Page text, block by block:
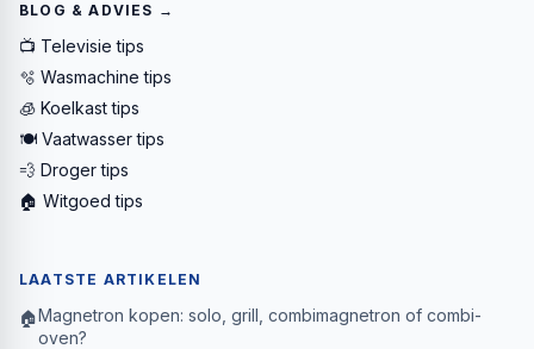
BLOG & ADVIES →
📺 Televisie tips
🫧 Wasmachine tips
🧊 Koelkast tips
🍽️ Vaatwasser tips
💨 Droger tips
🏠 Witgoed tips
LAATSTE ARTIKELEN
🏠Magnetron kopen: solo, grill, combimagnetron of combi-
oven?